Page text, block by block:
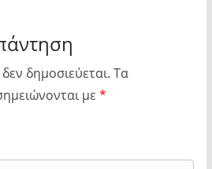
δημοσιεύεται. Τα
με *